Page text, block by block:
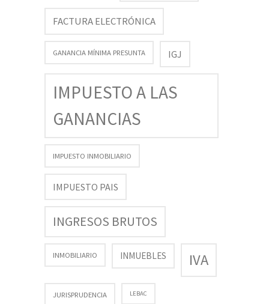
FACTURA ELECTRÓNICA
GANANCIA MÍNIMA PRESUNTA IGJ
IMPUESTO A LAS
GANANCIAS
IMPUESTO INMOBILIARIO
IMPUESTO PAIS
INGRESOS BRUTOS
INMOBILIARIO INMUEBLES IVA
JURISPRUDENCIA LEBAC